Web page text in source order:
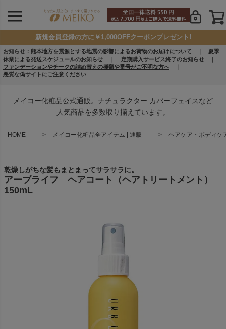
新規会員登録の方に￥1,000OFFクーポンプレゼント!
お知らせ： 熊本地方を震源とする地震の影響によるお荷物のお届けについて
夏季
休業による発送スケジュールのお知らせ
定期購入サービス終了のお知らせ
ファンデーションやチークの詰め替えの種類や番号がご不明な方へ
悪質な偽サイトにご注意ください
メイコー化粧品公式通販。ナチュラクター カバーフェイスなど
人気商品を多数取り揃えています。
HOME メイコー化粧品全アイテム | 通販 ヘアケア・ボディケ
乾燥しがちな髪もまとまってサラサラに。
アーブライフ ヘアコート（ヘアトリートメント）
150mL